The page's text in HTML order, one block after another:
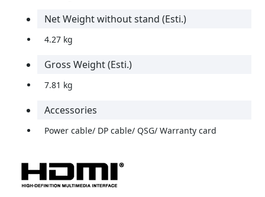
Net Weight without stand (Esti.)
4.27 kg
Gross Weight (Esti.)
7.81 kg
Accessories
Power cable/ DP cable/ QSG/ Warranty card